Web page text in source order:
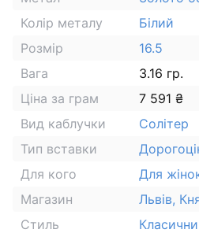
Колір металу
Білий
Розмір
16.5
Вага
3.16 гр.
Ціна за грам
7 591 ₴
Вид каблучки
Солітер
Тип вставки
Для кого
Для
Магазин
Львів,
Стиль